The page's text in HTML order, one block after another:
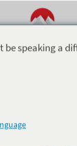
speaking a